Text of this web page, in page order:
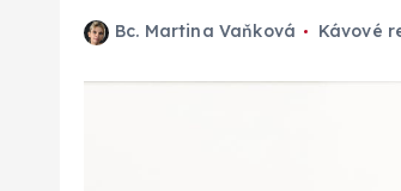
Bc. Martina Vaňková Kávové